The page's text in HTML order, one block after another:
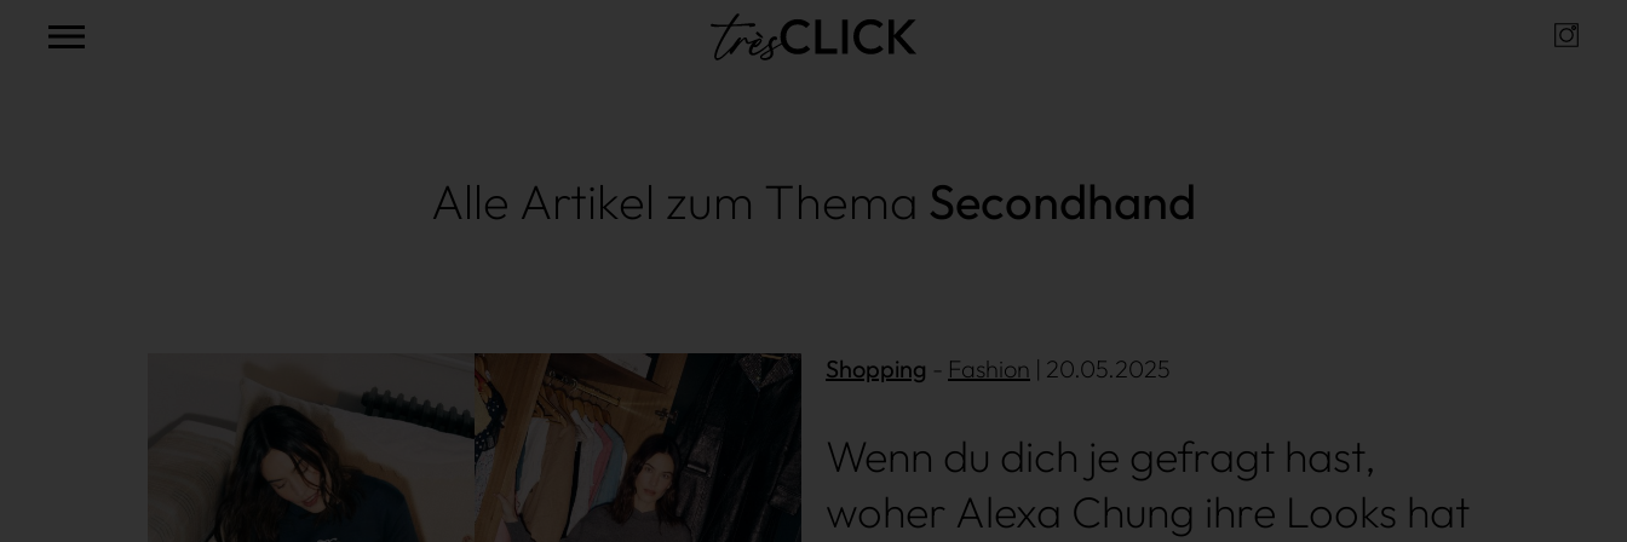
Alle Artikel zum Thema Secondhand
Shopping Fashion | 20.05.2025
Wenn du dich je gefragt hast,
woher Alexa Chung ihre Looks hat